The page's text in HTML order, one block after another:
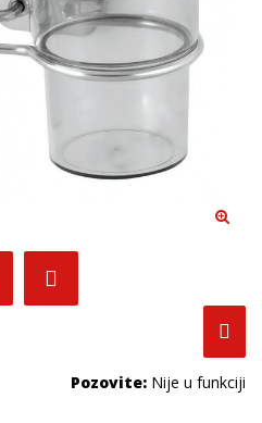
Pozovite: Nije u funkciji